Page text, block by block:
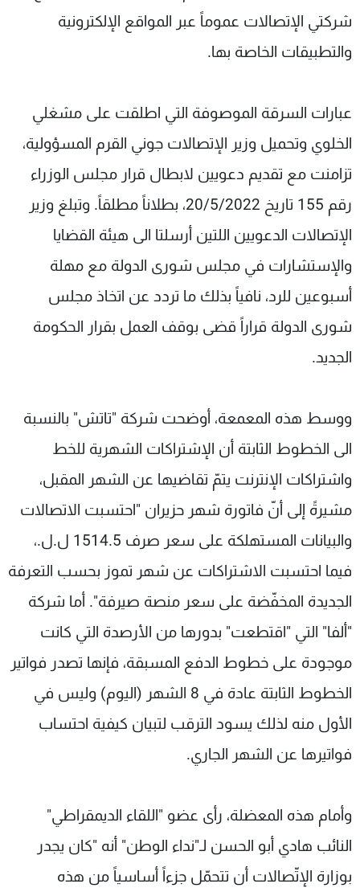
شركتي الإتصالات عموماً عبر المواقع الإلكترونية
والتطبيقات الخاصة بها.
عبارات السرقة الموصوفة التي اطلقت على مشغلي
الخلوي وتحميل وزير الإتصالات جوني القرم المسؤولية،
تزامنت مع تقديم دعويين لابطال قرار مجلس الوزراء
رقم 155 تاريخ 20/5/2022، بطلاناً مطلقاً. وتبلغ وزير
الإتصالات الدعويين اللتين أرسلتا الى هيئة القضايا
والإستشارات في مجلس شورى الدولة مع مهلة
أسبوعين للرد، نافياً بذلك ما تردد عن اتخاذ مجلس
شورى الدولة قراراً قضى بوقف العمل بقرار الحكومة
الجديد.
ووسط هذه المعمعة، أوضحت شركة "تاتش" بالنسبة
الى الخطوط الثابتة أن الإشتراكات الشهرية للخط
واشتراكات الإنترنت يتمّ تقاضيها عن الشهر المقبل،
مشيرةً إلى أنّ فاتورة شهر حزيران "احتسبت الاتصالات
والبيانات المستهلكة على سعر صرف 1514.5 ل.ل.،
فيما احتسبت الاشتراكات عن شهر تموز بحسب التعرفة
الجديدة المخفّضة على سعر منصة صيرفة". أما شركة
"ألفا" التي "اقتطعت" بدورها من الأرصدة التي كانت
موجودة على خطوط الدفع المسبقة، فإنها تصدر فواتير
الخطوط الثابتة عادة في 8 الشهر (اليوم) وليس في
الأول منه لذلك يسود الترقب لتبيان كيفية احتساب
فواتيرها عن الشهر الجاري.
وأمام هذه المعضلة، رأى عضو "اللقاء الديمقراطي"
النائب هادي أبو الحسن لـ"نداء الوطن" أنه "كان يجدر
بوزارة الإتّصالات أن تتحمّل جزءاً أساسياً من هذه